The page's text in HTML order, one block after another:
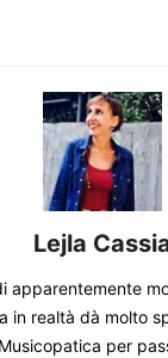
Lejla
apparentemente
in realtà dà molto
per